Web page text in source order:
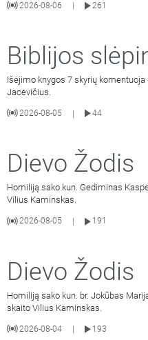
2026-08-06
261
Biblijos
Išėjimo knygos 7 skyrių komentuoja
Jacevičius.
2026-08-05 |
44
Dievo Žodis
Homiliją sako kun. Gediminas
Vilius Kaminskas.
2026-08-05
191
Dievo Žodis
Homiliją sako kun. br. Jokūbas
skaito Vilius Kaminskas.
2026-08-04
193